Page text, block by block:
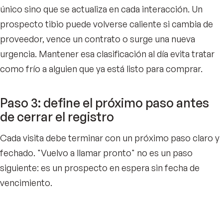
único sino que se actualiza en cada interacción. Un
prospecto tibio puede volverse caliente si cambia de
proveedor, vence un contrato o surge una nueva
urgencia. Mantener esa clasificación al día evita tratar
como frío a alguien que ya está listo para comprar.
Paso 3: define el próximo paso antes
de cerrar el registro
Cada visita debe terminar con un próximo paso claro y
fechado. "Vuelvo a llamar pronto" no es un paso
siguiente: es un prospecto en espera sin fecha de
vencimiento.